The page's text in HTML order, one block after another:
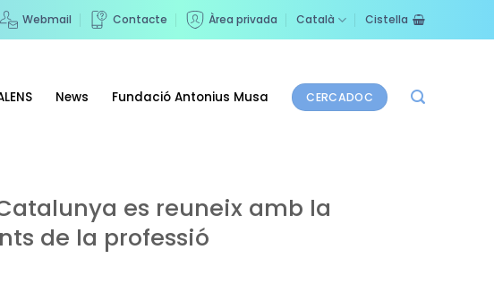
Webmail Contacte Àrea privada Català Cistella
News Fundació Antonius Musa CERCADOC
es reuneix amb la
de la professió